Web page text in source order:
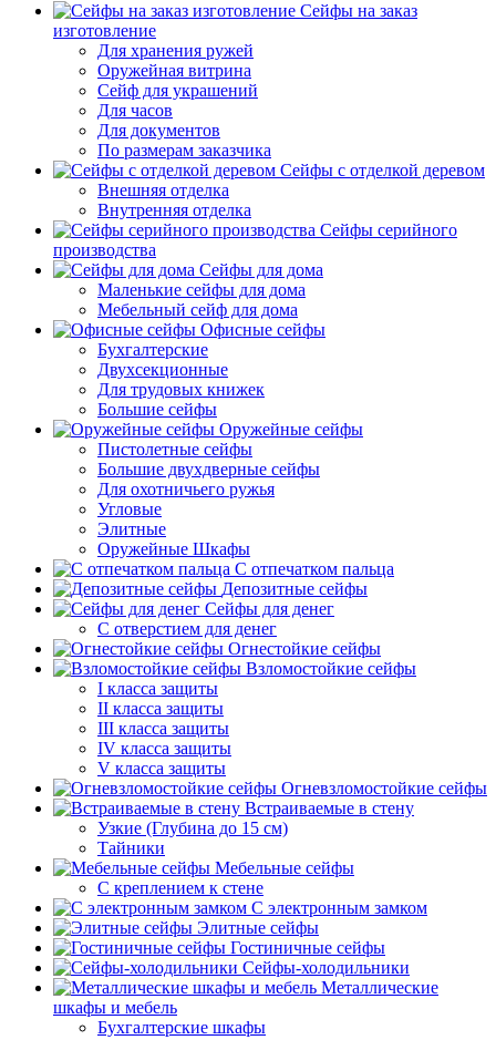
Сейфы на заказ
изготовление
Для хранения ружей
Оружейная витрина
Сейф для украшений
Для часов
Для документов
По размерам заказчика
Сейфы с отделкой деревом
Внешняя отделка
Внутренняя отделка
Сейфы серийного
производства
Сейфы для дома
Маленькие сейфы для дома
Мебельный сейф для дома
Офисные сейфы
Бухгалтерские
Двухсекционные
Для трудовых книжек
Большие сейфы
Оружейные сейфы
Пистолетные сейфы
Большие двухдверные сейфы
Для охотничьего ружья
Угловые
Элитные
Оружейные Шкафы
С отпечатком пальца
Депозитные сейфы
Сейфы для денег
С отверстием для денег
Огнестойкие сейфы
Взломостойкие сейфы
I класса защиты
II класса защиты
III класса защиты
IV класса защиты
V класса защиты
Огневзломостойкие сейфы
Встраиваемые в стену
Узкие (Глубина до 15 см)
Тайники
Мебельные сейфы
С креплением к стене
С электронным замком
Элитные сейфы
Гостиничные сейфы
Сейфы-холодильники
Металлические
шкафы и мебель
Бухгалтерские шкафы